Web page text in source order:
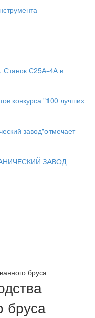
Станок С25А-4А в
конкурса "100 лучших
завод"отмечает
ЗАВОД
бруса
бруса